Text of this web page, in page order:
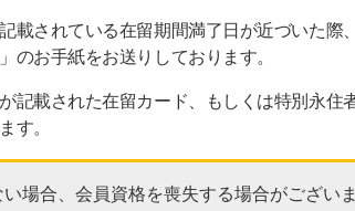
載されている在留期間満了日が近づいた際
のお手紙をお送りしております。
記載された在留カード、もしくは特別永住
す。
場合、会員資格を喪失する場合がございま